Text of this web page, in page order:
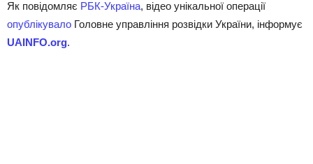
Як повідомляє РБК-Україна, відео унікальної операції
опублікувало Головне управління розвідки України, інформує
UAINFO.org.